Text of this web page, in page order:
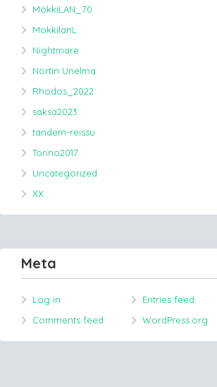
MökkiLAN_70
MokkilanL
Nightmare
Nörtin Unelma
Rhodos_2022
saksa2023
tandem-reissu
Torino2017
Uncategorized
XX
Meta
Log in
Entries feed
Comments feed
WordPress.org